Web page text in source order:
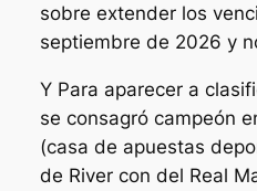
sobre extender los
septiembre de 2026 y
Y Para aparecer a
se consagró campeón
(casa de apuestas
de River con del Real